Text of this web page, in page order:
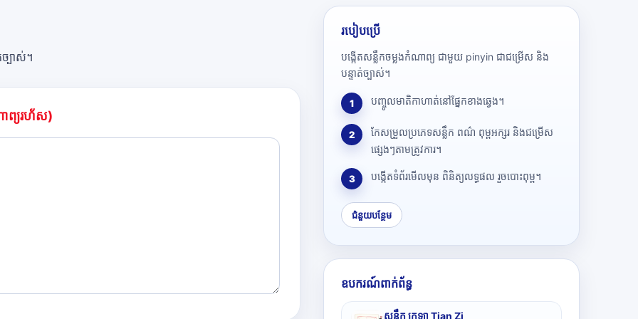
បាស់។
ព្យរហ័ស)
របៀបប្រើ
បង្កើតសន្លឹកចម្លងកំណាព្យ ជាមួយ pinyin ជាជម្រើស និង
បន្ទាត់ច្បាស់។
1 បញ្ចូលមាតិកាហាត់នៅផ្នែកខាងឆ្វេង។
2
កែសម្រួលប្រភេទសន្លឹក ពណ៌ ពុម្ពអក្សរ និងជម្រើស
ផ្សេងៗតាមត្រូវការ។
3 បង្កើតទំព័រមើលមុន ពិនិត្យលទ្ធផល រួចបោះពុម្ព។
ជំនួយបន្ថែម
ឧបករណ៍ពាក់ព័ន្ធ
សន្លឹក ក្រឡា Tian Zi